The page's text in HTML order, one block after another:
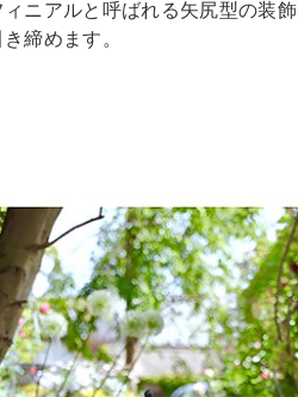
ニアルと呼ばれる矢尻型の装
締めます。